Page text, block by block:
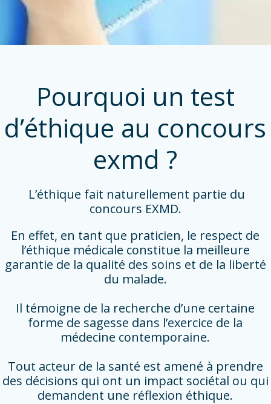
Pourquoi un test
d’éthique au concours
exmd ?
L’éthique fait naturellement partie du
concours EXMD.
En effet, en tant que praticien, le respect de
l’éthique médicale constitue la meilleure
garantie de la qualité des soins et de la liberté
du malade.
Il témoigne de la recherche d’une certaine
forme de sagesse dans l’exercice de la
médecine contemporaine.
Tout acteur de la santé est amené à prendre
des décisions qui ont un impact sociétal ou qui
demandent une réflexion éthique.